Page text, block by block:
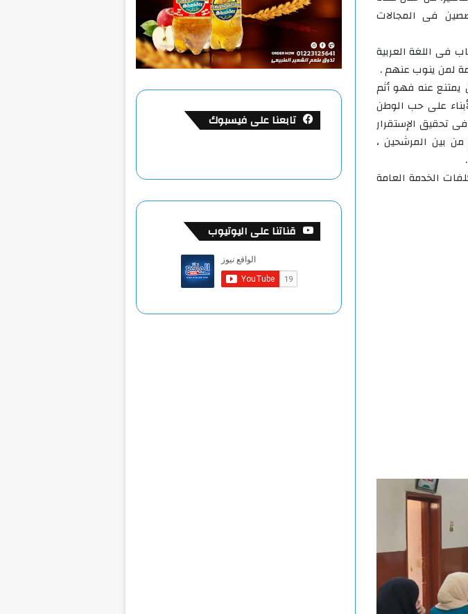
فى المجالات
فى اللغة العربية
لمن ينوب عنهم .
عنه فهو أثم
على حب الوطن
تحقيق الإستقرار
من بين المرشحين ،
الخدمة العامة
تابعنا على فيسبوك
قناتنا على اليوتيوب